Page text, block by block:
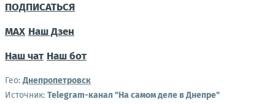
ПОДПИСАТЬСЯ
MAX Наш Дзен
Наш чат Наш бот
Гео:Днепропетровск
Источник: Telegram-канал "На самом деле в Днепре"